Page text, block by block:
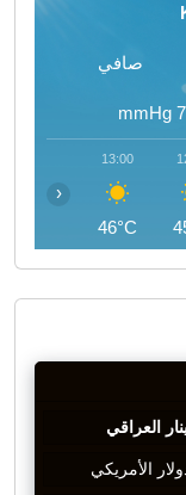
صافي
mmHg
13:00
46°C
‹